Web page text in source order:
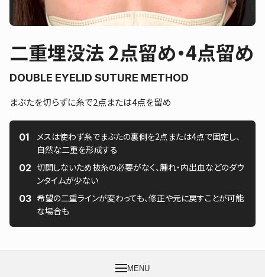
二重埋没法 2点留め・4点留め
DOUBLE EYELID SUTURE METHOD
まぶたを切らずに糸で2点または4点を留め
メスは使わず糸でまぶたの裏側を2点または4点で固定し、
自然な二重を形成する
切開しないため抜糸の必要がなく、腫れ・内出血などのダウ
ンタイムが少ない
希望の二重ラインが変わっても、修正や元に戻すことが可能
な場合も
MENU